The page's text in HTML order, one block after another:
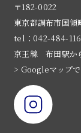
〒182-0022
東京都調布市国領
tel：042-484-
京王線 布田駅か
> Googleマップ